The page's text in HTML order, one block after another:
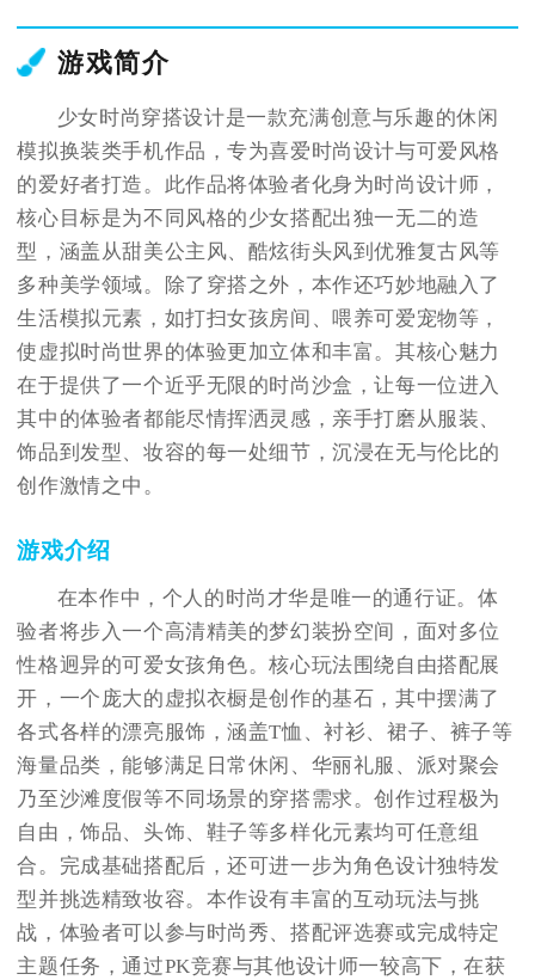
游戏简介
少女时尚穿搭设计是一款充满创意与乐趣的休闲
模拟换装类手机作品，专为喜爱时尚设计与可爱风格
的爱好者打造。此作品将体验者化身为时尚设计师，
核心目标是为不同风格的少女搭配出独一无二的造
型，涵盖从甜美公主风、酷炫街头风到优雅复古风等
多种美学领域。除了穿搭之外，本作还巧妙地融入了
生活模拟元素，如打扫女孩房间、喂养可爱宠物等，
使虚拟时尚世界的体验更加立体和丰富。其核心魅力
在于提供了一个近乎无限的时尚沙盒，让每一位进入
其中的体验者都能尽情挥洒灵感，亲手打磨从服装、
饰品到发型、妆容的每一处细节，沉浸在无与伦比的
创作激情之中。
游戏介绍
在本作中，个人的时尚才华是唯一的通行证。体
验者将步入一个高清精美的梦幻装扮空间，面对多位
性格迥异的可爱女孩角色。核心玩法围绕自由搭配展
开，一个庞大的虚拟衣橱是创作的基石，其中摆满了
各式各样的漂亮服饰，涵盖T恤、衬衫、裙子、裤子等
海量品类，能够满足日常休闲、华丽礼服、派对聚会
乃至沙滩度假等不同场景的穿搭需求。创作过程极为
自由，饰品、头饰、鞋子等多样化元素均可任意组
合。完成基础搭配后，还可进一步为角色设计独特发
型并挑选精致妆容。本作设有丰富的互动玩法与挑
战，体验者可以参与时尚秀、搭配评选赛或完成特定
主题任务，通过PK竞赛与其他设计师一较高下，在获